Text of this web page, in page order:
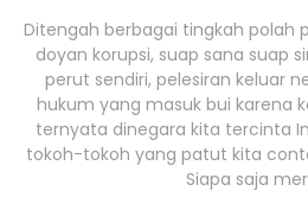
Ditengah berbagai tingkah polah
doyan korupsi, suap sana suap
perut sendiri, pelesiran keluar
hukum yang masuk bui karena
ternyata dinegara kita tercinta
tokoh-tokoh yang patut kita
Siapa saja